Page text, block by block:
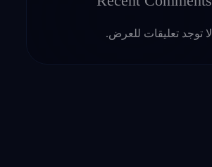
لا توجد تعليقات للعرض.